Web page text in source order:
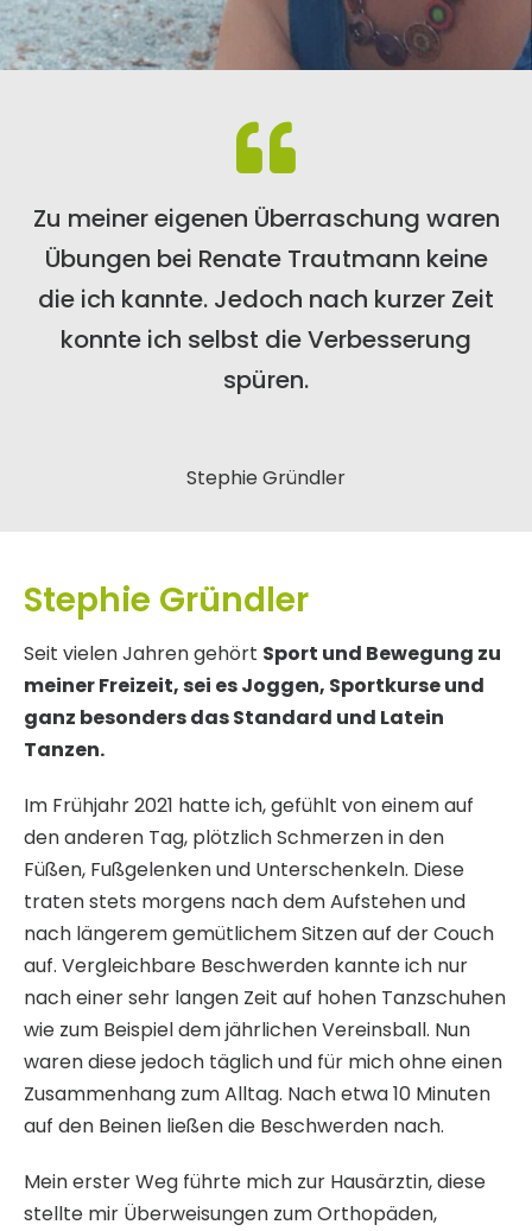
Zu meiner eigenen Überraschung waren
Übungen bei Renate Trautmann keine
die ich kannte. Jedoch nach kurzer Zeit
konnte ich selbst die Verbesserung
spüren.
Stephie Gründler
Stephie Gründler
Seit vielen Jahren gehört Sport und Bewegung zu
meiner Freizeit, sei es Joggen, Sportkurse und
ganz besonders das Standard und Latein
Tanzen.
Im Frühjahr 2021 hatte ich, gefühlt von einem auf
den anderen Tag, plötzlich Schmerzen in den
Füßen, Fußgelenken und Unterschenkeln. Diese
traten stets morgens nach dem Aufstehen und
nach längerem gemütlichem Sitzen auf der Couch
auf. Vergleichbare Beschwerden kannte ich nur
nach einer sehr langen Zeit auf hohen Tanzschuhen
wie zum Beispiel dem jährlichen Vereinsball. Nun
waren diese jedoch täglich und für mich ohne einen
Zusammenhang zum Alltag. Nach etwa 10 Minuten
auf den Beinen ließen die Beschwerden nach.
Mein erster Weg führte mich zur Hausärztin, diese
stellte mir Überweisungen zum Orthopäden,